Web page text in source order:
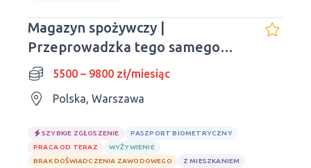
Magazyn spożywczy |
Przeprowadzka tego samego
dnia | Doświadczenie nie jest
wymagane
5500 – 9800 zł/miesiąc
Polska, Warszawa
SZYBKIE ZGŁOSZENIE
PASZPORT BIOMETRYCZNY
PRACA OD TERAZ
WYŻYWIENIE
BRAK DOŚWIADCZENIA ZAWODOWEGO
Z MIESZKANIEM